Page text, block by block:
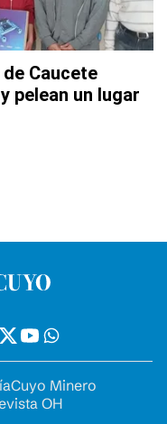
Caucete
pelean un lugar
Cuyo Minero
OH